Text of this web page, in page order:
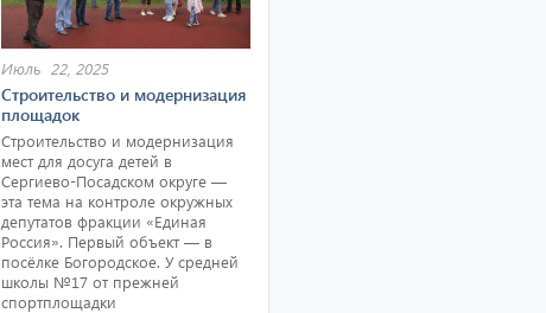
Июль 22, 2025
Строительство и модернизация
площадок
Строительство и модернизация
мест для досуга детей в
Сергиево-Посадском округе —
эта тема на контроле окружных
депутатов фракции «Единая
Россия». Первый объект — в
посёлке Богородское. У средней
школы №17 от прежней
спортплощадки